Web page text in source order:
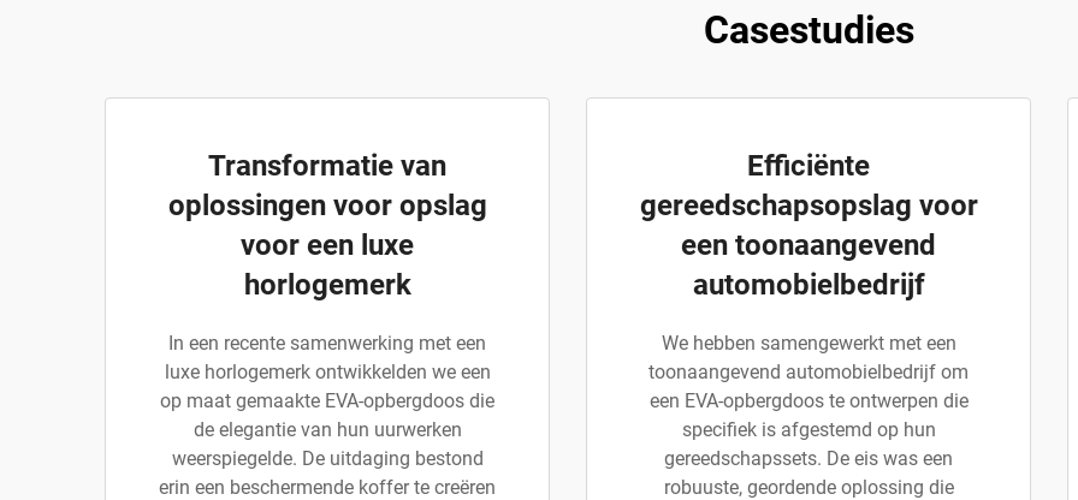
Casestudies
Transformatie van
oplossingen voor opslag
voor een luxe
horlogemerk
In een recente samenwerking met een
luxe horlogemerk ontwikkelden we een
op maat gemaakte EVA-opbergdoos die
de elegantie van hun uurwerken
weerspiegelde. De uitdaging bestond
erin een beschermende koffer te creëren
Efficiënte
gereedschapsopslag voor
een toonaangevend
automobielbedrijf
We hebben samengewerkt met een
toonaangevend automobielbedrijf om
een EVA-opbergdoos te ontwerpen die
specifiek is afgestemd op hun
gereedschapssets. De eis was een
robuuste, geordende oplossing die